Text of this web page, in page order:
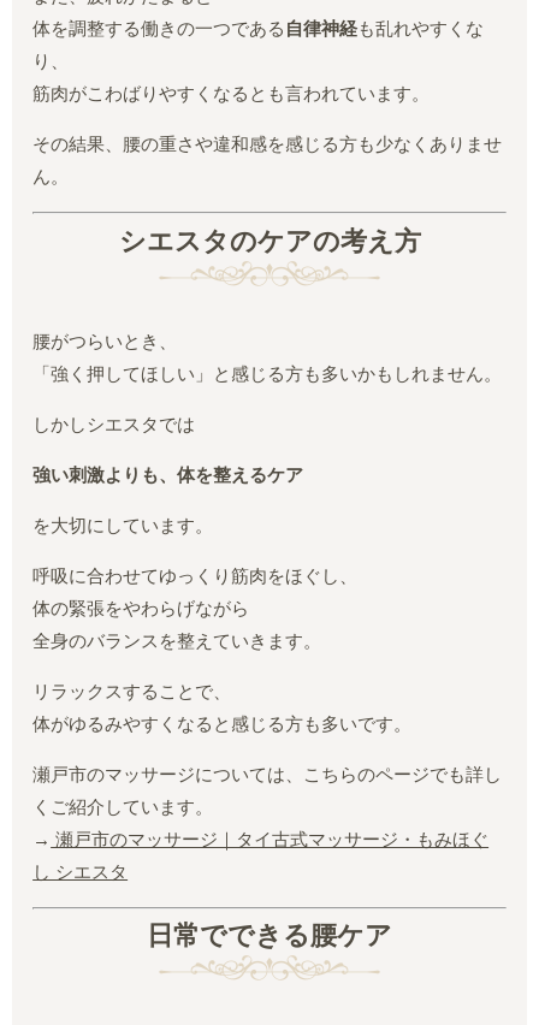
体を調整する働きの一つである 自律神経も乱れやすくな
り、
筋肉がこわばりやすくなるとも言われています。
その結果、腰の重さや違和感を感じる方も少なくありませ
ん。
シエスタのケアの考え方
腰がつらいとき、
「強く押してほしい」と感じる方も多いかもしれません。
しかしシエスタでは
強い刺激よりも、体を整えるケア
を大切にしています。
呼吸に合わせてゆっくり筋肉をほぐし、
体の緊張をやわらげながら
全身のバランスを整えていきます。
リラックスすることで、
体がゆるみやすくなると感じる方も多いです。
瀬戸市のマッサージについては、こちらのページでも詳し
くご紹介しています。
→ 瀬戸市のマッサージ｜タイ古式マッサージ・もみほぐ
し シエスタ
日常でできる腰ケア